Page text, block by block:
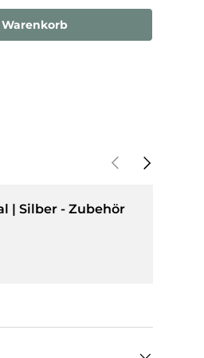
laden
VorherigeNächste
| Silber - Zubehör